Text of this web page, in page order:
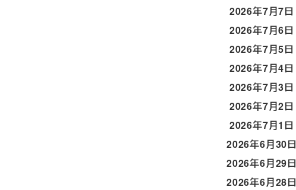
2026年7月7日
2026年7月6日
2026年7月5日
2026年7月4日
2026年7月3日
2026年7月2日
2026年7月1日
2026年6月30日
2026年6月29日
2026年6月28日